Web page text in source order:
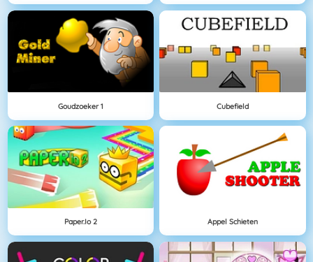
Goudzoeker 1 Cubefield
Paper.io 2 Appel Schieten